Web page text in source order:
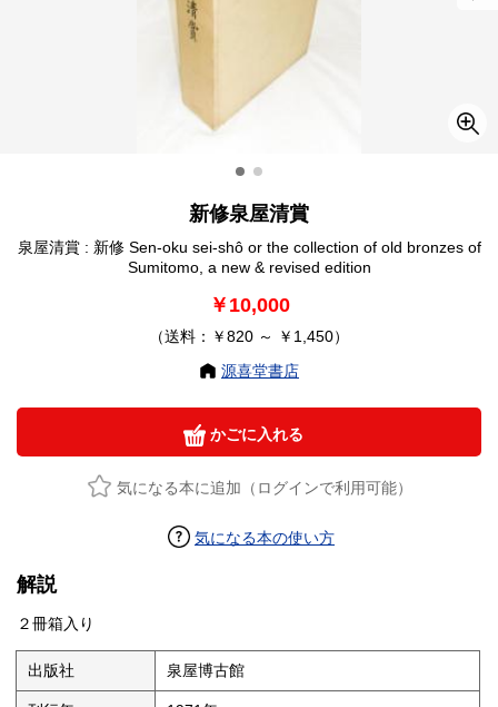
新修泉屋清賞
泉屋清賞 : 新修 Sen-oku sei-shô or the collection of old bronzes of
Sumitomo, a new & revised edition
￥10,000
（送料：￥820 ～ ￥1,450）
源喜堂書店
かごに入れる
気になる本に追加（ログインで利用可能）
気になる本の使い方
解説
２冊箱入り
出版社 泉屋博古館